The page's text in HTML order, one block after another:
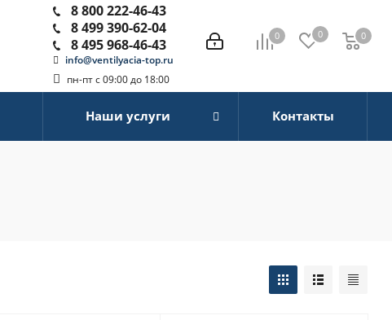
0 0 0
0
8 800 222-46-43
8 499 390-62-04
8 495 968-46-43
info@ventilyacia-top.ru
пн-пт с 09:00 до 18:00
Наши услуги Контакты